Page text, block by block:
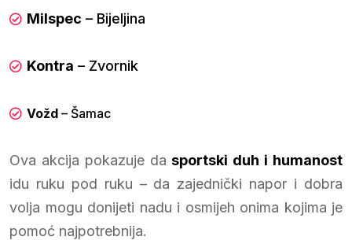
Milspec – Bijeljina
Kontra – Zvornik
Vožd – Šamac
Ova akcija pokazuje dasportski duh i humanost
idu ruku pod ruku – da zajednički napor i dobra
volja mogu donijeti nadu i osmijeh onima kojima je
pomoć najpotrebnija.